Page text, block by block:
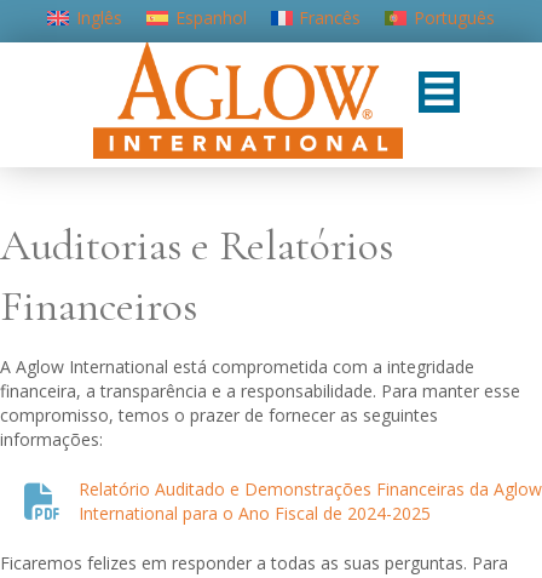
Inglês Espanhol Francês Português
Auditorias e Relatórios
Financeiros
A Aglow International está comprometida com a integridade
financeira, a transparência e a responsabilidade. Para manter esse
compromisso, temos o prazer de fornecer as seguintes
informações:
Relatório Auditado e Demonstrações Financeiras da Aglow
International para o Ano Fiscal de 2024-2025
Ficaremos felizes em responder a todas as suas perguntas. Para